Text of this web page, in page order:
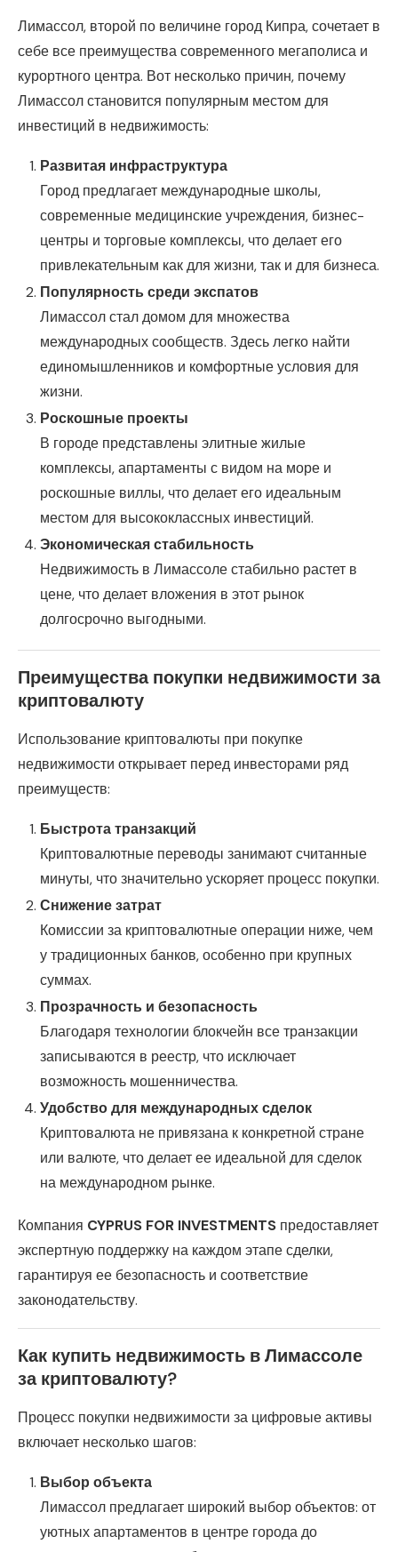
Лимассол, второй по величине город Кипра, сочетает в
себе все преимущества современного мегаполиса и
курортного центра. Вот несколько причин, почему
Лимассол становится популярным местом для
инвестиций в недвижимость:
Развитая инфраструктура
Город предлагает международные школы,
современные медицинские учреждения, бизнес-
центры и торговые комплексы, что делает его
привлекательным как для жизни, так и для бизнеса.
Популярность среди экспатов
Лимассол стал домом для множества
международных сообществ. Здесь легко найти
единомышленников и комфортные условия для
жизни.
Роскошные проекты
В городе представлены элитные жилые
комплексы, апартаменты с видом на море и
роскошные виллы, что делает его идеальным
местом для высококлассных инвестиций.
Экономическая стабильность
Недвижимость в Лимассоле стабильно растет в
цене, что делает вложения в этот рынок
долгосрочно выгодными.
Преимущества покупки недвижимости за
криптовалюту
Использование криптовалюты при покупке
недвижимости открывает перед инвесторами ряд
преимуществ:
Быстрота транзакций
Криптовалютные переводы занимают считанные
минуты, что значительно ускоряет процесс покупки.
Снижение затрат
Комиссии за криптовалютные операции ниже, чем
у традиционных банков, особенно при крупных
суммах.
Прозрачность и безопасность
Благодаря технологии блокчейн все транзакции
записываются в реестр, что исключает
возможность мошенничества.
Удобство для международных сделок
Криптовалюта не привязана к конкретной стране
или валюте, что делает ее идеальной для сделок
на международном рынке.
Компания CYPRUS FOR INVESTMENTS предоставляет
экспертную поддержку на каждом этапе сделки,
гарантируя ее безопасность и соответствие
законодательству.
Как купить недвижимость в Лимассоле
за криптовалюту?
Процесс покупки недвижимости за цифровые активы
включает несколько шагов:
Выбор объекта
Лимассол предлагает широкий выбор объектов: от
уютных апартаментов в центре города до